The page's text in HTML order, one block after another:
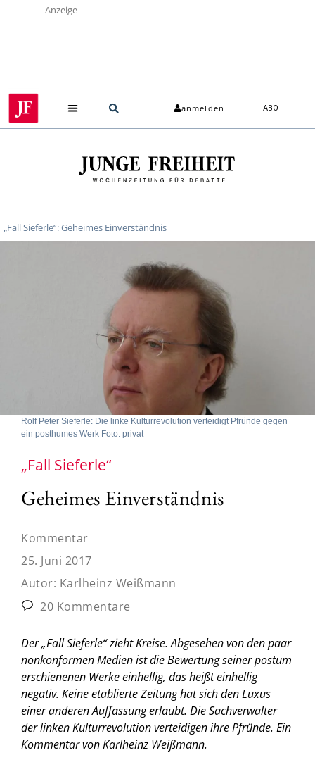
Anzeige
anmelden ABO
„Fall Sieferle“: Geheimes Einverständnis
Rolf Peter Sieferle: Die linke Kulturrevolution verteidigt Pfründe gegen
ein posthumes Werk Foto: privat
„Fall Sieferle“
Geheimes Einverständnis
Kommentar
25. Juni 2017
Autor: Karlheinz Weißmann
20 Kommentare
Der „Fall Sieferle“ zieht Kreise. Abgesehen von den paar
nonkonformen Medien ist die Bewertung seiner postum
erschienenen Werke einhellig, das heißt einhellig
negativ. Keine etablierte Zeitung hat sich den Luxus
einer anderen Auffassung erlaubt. Die Sachverwalter
der linken Kulturrevolution verteidigen ihre Pfründe. Ein
Kommentar von Karlheinz Weißmann.